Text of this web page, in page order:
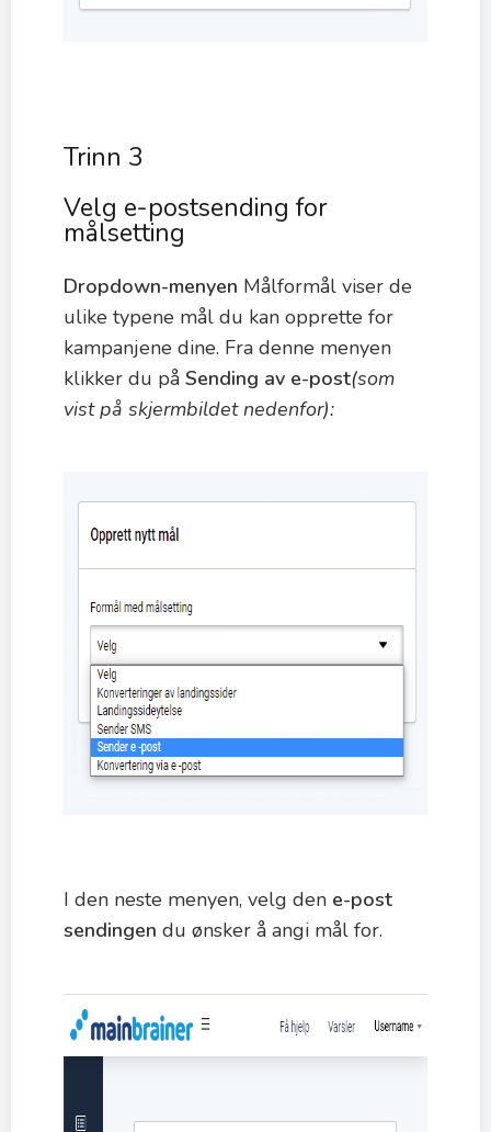
Trinn 3
Velg e-postsending for
målsetting
Dropdown-menyen Målformål viser de
ulike typene mål du kan opprette for
kampanjene dine. Fra denne menyen
klikker du på Sending av e-post(som
vist på skjermbildet nedenfor):
I den neste menyen, velg den e-post
sendingen du ønsker å angi mål for.